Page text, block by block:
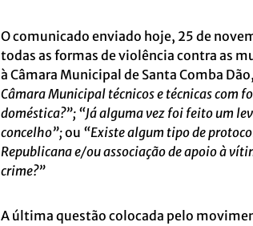
O comunicado enviado hoje, 25 de
todas as formas de violência contra as
à Câmara Municipal de Santa Comba
Câmara Municipal técnicos e técnicas com
doméstica?”; “Já alguma vez foi feito um
concelho”;ou “Existe algum tipo de
Republicana e/ou associação de apoio à
crime?”
A última questão colocada pelo